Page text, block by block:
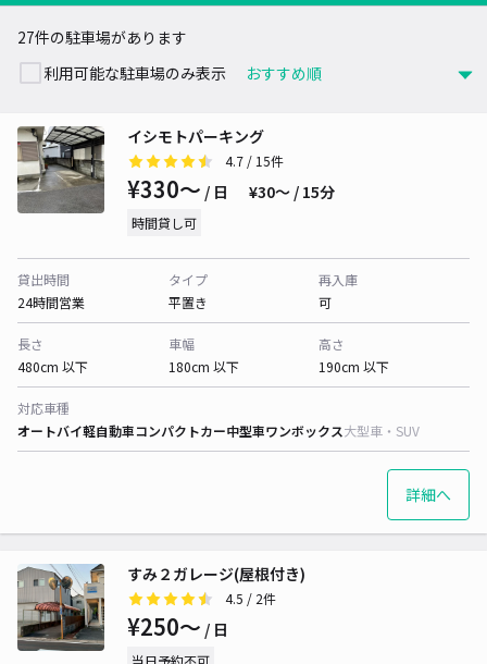
27件の駐車場があります
利用可能な駐車場のみ表示
イシモトパーキング
4.7 / 15件
¥330〜 / 日 ¥30〜 / 15分
時間貸し可
貸出時間
24時間営業
タイプ
平置き
再入庫
可
長さ
480cm 以下
車幅
180cm 以下
高さ
190cm 以下
対応車種
オートバイ軽自動車コンパクトカー中型車ワンボックス大型車・SUV
詳細へ
すみ２ガレージ(屋根付き)
4.5 / 2件
¥250〜 / 日
当日予約不可